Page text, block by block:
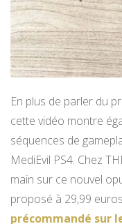
En plus de parler du
cette vidéo montre
séquences de
MediEvil PS4. Chez
main sur ce nouvel
proposé à 29,99
précommandé sur